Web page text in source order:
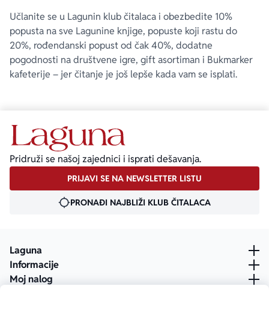
Učlanite se u Lagunin klub čitalaca i obezbedite 10%
popusta na sve Lagunine knjige, popuste koji rastu do
20%, rođendanski popust od čak 40%, dodatne
pogodnosti na društvene igre, gift asortiman i Bukmarker
kafeterije – jer čitanje je još lepše kada vam se isplati.
Pridruži se našoj zajednici i isprati dešavanja.
PRIJAVI SE NA NEWSLETTER LISTU
PRONAĐI NAJBLIŽI KLUB ČITALACA
Laguna
Informacije
Moj nalog